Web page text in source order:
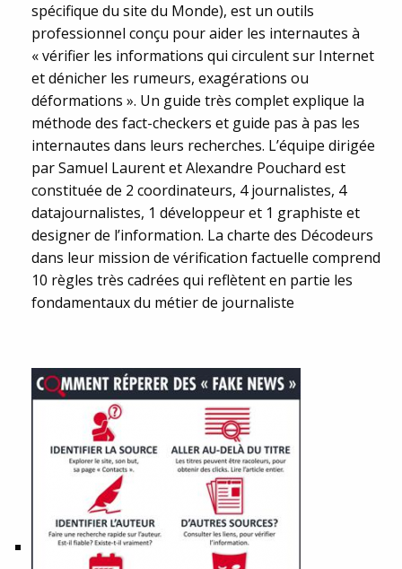
spécifique du site du Monde), est un outils
professionnel conçu pour aider les internautes à
« vérifier les informations qui circulent sur Internet
et dénicher les rumeurs, exagérations ou
déformations ». Un guide très complet explique la
méthode des fact-checkers et guide pas à pas les
internautes dans leurs recherches. L’équipe dirigée
par Samuel Laurent et Alexandre Pouchard est
constituée de 2 coordinateurs, 4 journalistes, 4
datajournalistes, 1 développeur et 1 graphiste et
designer de l’information. La charte des Décodeurs
dans leur mission de vérification factuelle comprend
10 règles très cadrées qui reflètent en partie les
fondamentaux du métier de journaliste